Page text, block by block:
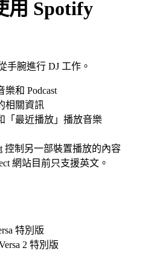
用 Spotify
手腕進行 DJ 工作。
和 Podcast
相關資訊
「最近播放」播放音樂
控制另一部裝置播放的內容
網站目前只支援英文。
特別版
2 特別版